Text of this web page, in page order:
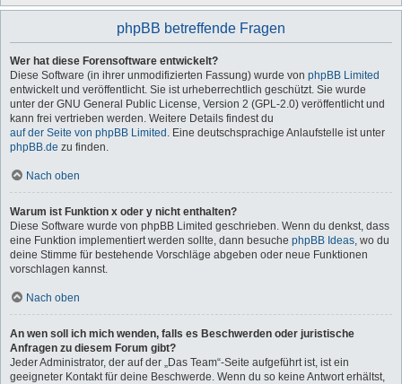
phpBB betreffende Fragen
Wer hat diese Forensoftware entwickelt?
Diese Software (in ihrer unmodifizierten Fassung) wurde von phpBB Limited
entwickelt und veröffentlicht. Sie ist urheberrechtlich geschützt. Sie wurde
unter der GNU General Public License, Version 2 (GPL-2.0) veröffentlicht und
kann frei vertrieben werden. Weitere Details findest du
auf der Seite von phpBB Limited . Eine deutschsprachige Anlaufstelle ist unter
phpBB.de zu finden.
Nach oben
Warum ist Funktion x oder y nicht enthalten?
Diese Software wurde von phpBB Limited geschrieben. Wenn du denkst, dass
eine Funktion implementiert werden sollte, dann besuche phpBB Ideas, wo du
deine Stimme für bestehende Vorschläge abgeben oder neue Funktionen
vorschlagen kannst.
Nach oben
An wen soll ich mich wenden, falls es Beschwerden oder juristische
Anfragen zu diesem Forum gibt?
Jeder Administrator, der auf der „Das Team“-Seite aufgeführt ist, ist ein
geeigneter Kontakt für deine Beschwerde. Wenn du so keine Antwort erhältst,